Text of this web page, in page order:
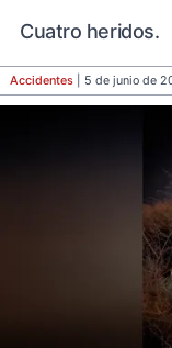
Cuatro heridos.
Accidentes | 5 de junio de